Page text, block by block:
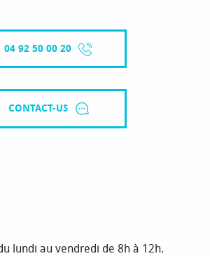
04 92 50 00 20
CONTACT-US
lundi au vendredi de 8h à 12h.